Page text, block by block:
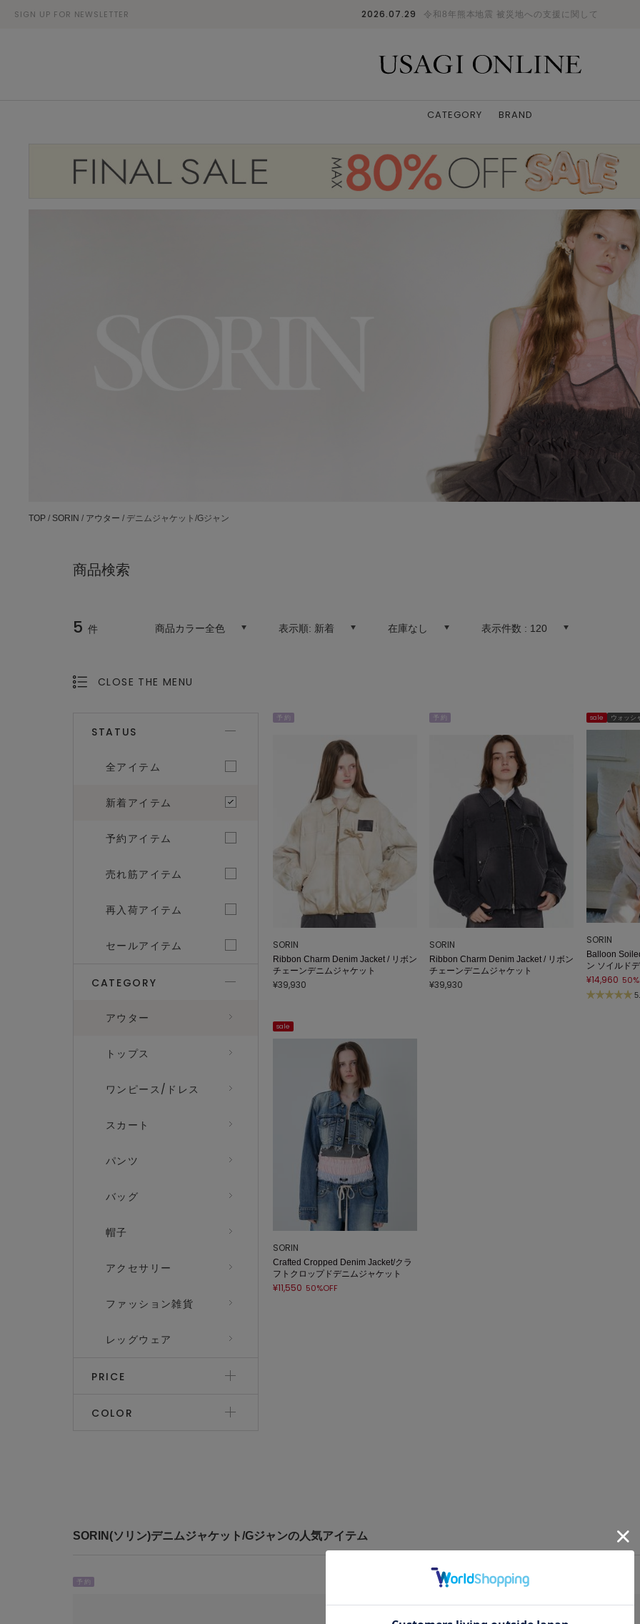
SIGN UP FOR NEWSLETTER 2026.07.29 令和8年熊本地震 被災地への支援に関して
CATEGORY BRAND
TOP / SORIN / アウター / デニムジャケット/Gジャン
商品検索
5 件 商品カラー全色 表示順: 新着 在庫なし 表示件数 : 120
CLOSE THE MENU
STATUS
全アイテム
新着アイテム
予約アイテム
売れ筋アイテム
再入荷アイテム
セールアイテム
CATEGORY
アウター
トップス
ワンピース/ドレス
スカート
パンツ
バッグ
帽子
アクセサリー
ファッション雑貨
レッグウェア
PRICE
COLOR
予 約
SORIN
Ribbon Charm Denim Jacket / リボン
チェーンデニムジャケット
¥39,930
予 約
SORIN
Ribbon Charm Denim Jacket / リボン
チェーンデニムジャケット
¥39,930
sale ウォッシ
SORIN
Balloon
ン ソイルド
¥14,960
sale
SORIN
Crafted Cropped Denim Jacket/クラ
フトクロップドデニムジャケット
¥11,550 50%OFF
SORIN(ソリン)デニムジャケット/Gジャンの人気アイテム
予 約